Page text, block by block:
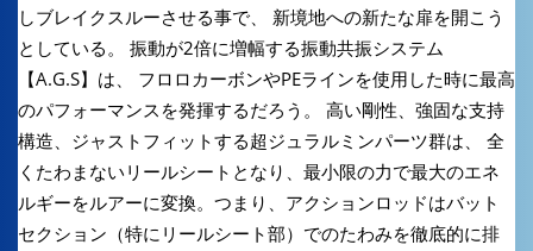
しブレイクスルーさせる事で、 新境地への新たな扉を開こう
としている。 振動が2倍に増幅する振動共振システム
【A.G.S】は、 フロロカーボンやPEラインを使用した時に最高
のパフォーマンスを発揮するだろう。 高い剛性、強固な支持
構造、ジャストフィットする超ジュラルミンパーツ群は、 全
くたわまないリールシートとなり、最小限の力で最大のエネ
ルギーをルアーに変換。つまり、アクションロッドはバット
セクション（特にリールシート部）でのたわみを徹底的に排